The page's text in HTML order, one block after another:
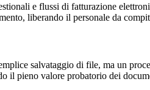
e flussi di fatturazione
liberando il personale da
salvataggio di file, ma un
il pieno valore probatorio dei